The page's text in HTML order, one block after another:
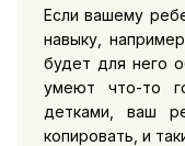
Если вашему
навыку,
будет для него
умеют что-то
детками, ваш
копировать, и